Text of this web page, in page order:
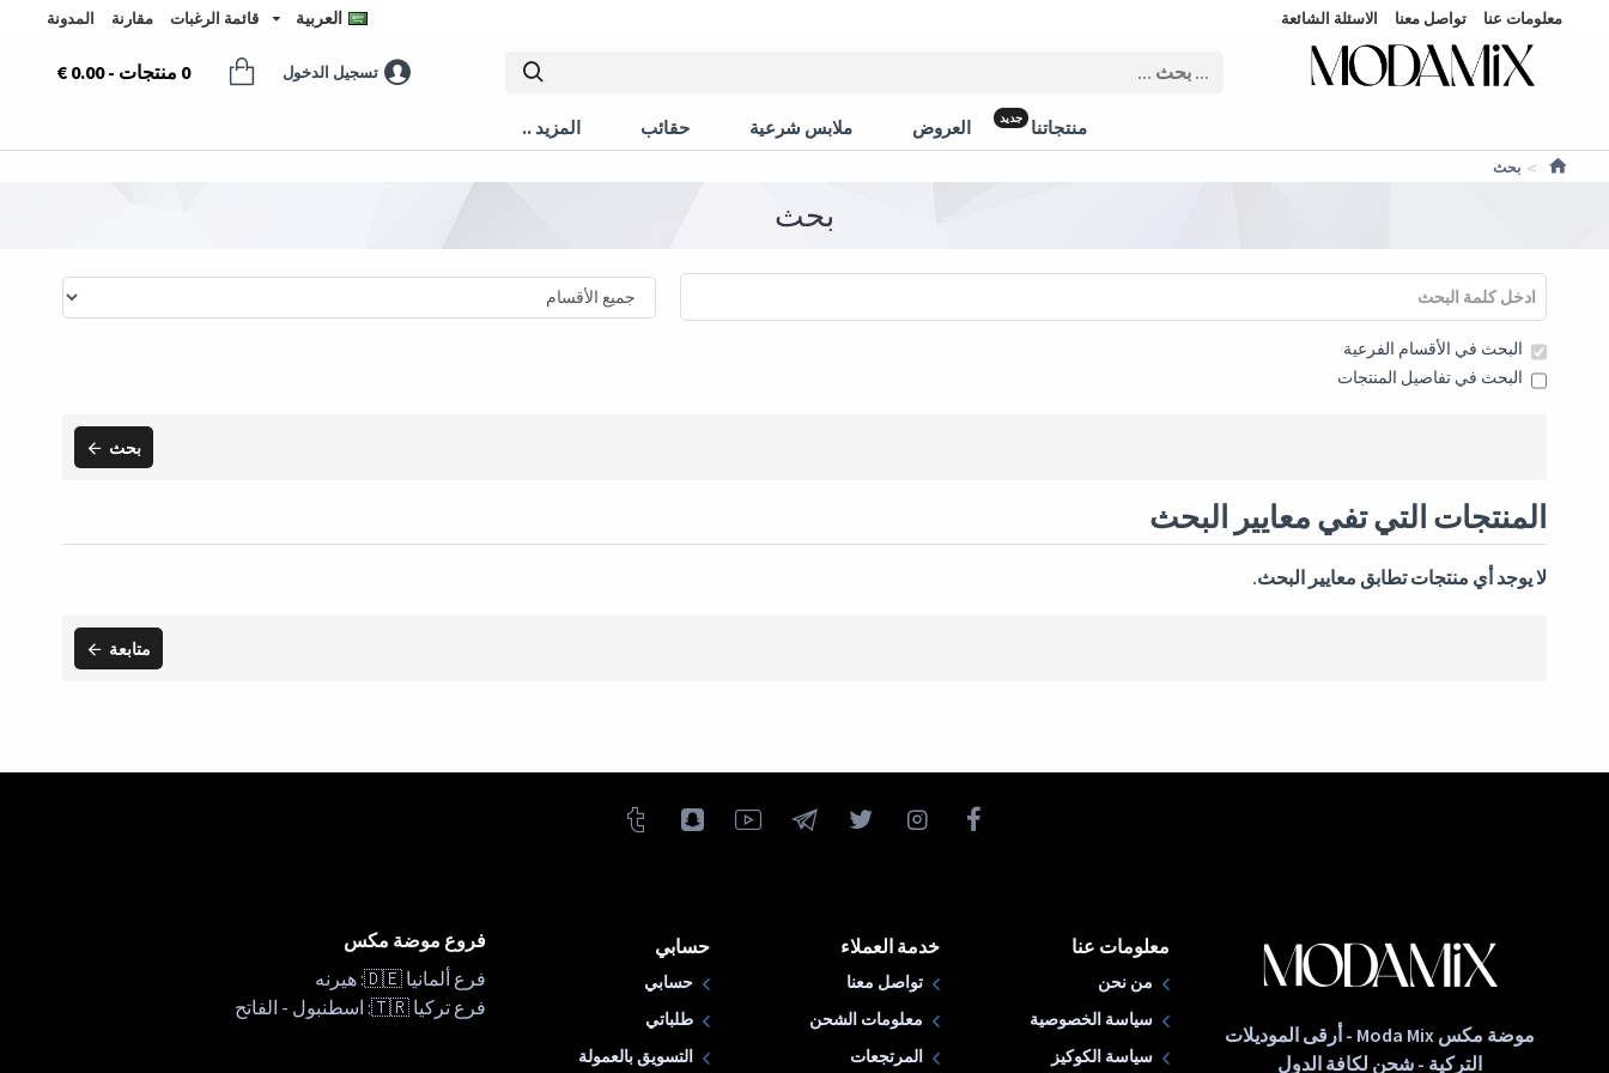
معلومات عنا تواصل معنا الاسئلة الشائعة العربية قائمة الرغبات مقارنة المدونة
تسجيل الدخول 0 منتجات - 0.00 €
منتجاتنا جديد العروض ملابس شرعية حقائب المزيد ..
بحث
بحث
البحث في الأقسام الفرعية
البحث في تفاصيل المنتجات
بحث
المنتجات التي تفي معايير البحث
لا يوجد أي منتجات تطابق معايير البحث.
متابعة
موضة مكس Moda Mix - أرقى الموديلات
التركية - شحن لكافة الدول
معلومات عنا
من نحن
سياسة الخصوصية
سياسة الكوكيز
خدمة العملاء
تواصل معنا
معلومات الشحن
المرتجعات
حسابي
حسابي
طلباتي
التسويق بالعمولة
فروع موضة مكس
فرع ألمانيا 🇩🇪: هيرنه
فرع تركيا 🇹🇷: اسطنبول - الفاتح